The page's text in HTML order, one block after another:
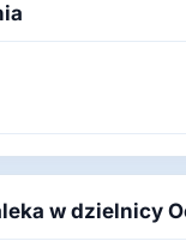
w dzielnicy